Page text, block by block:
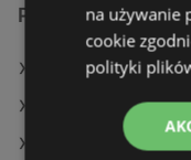
Podobne sklepy
Oferty
Oferty Stokrotka
Oferty Dealz
na używanie
cookie
polityki